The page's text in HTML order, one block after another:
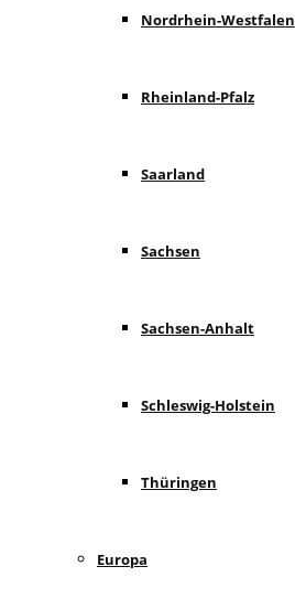
Nordrhein-Westfalen
Rheinland-Pfalz
Saarland
Sachsen
Sachsen-Anhalt
Schleswig-Holstein
Thüringen
Europa